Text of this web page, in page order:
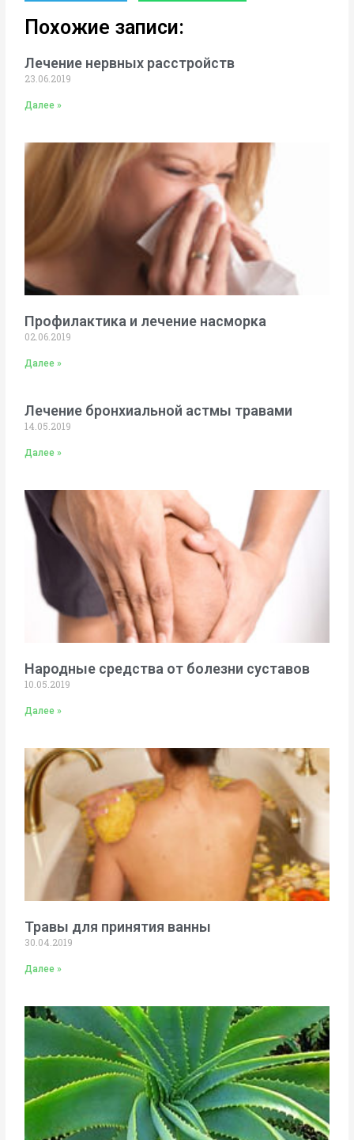
Похожие записи:
Лечение нервных расстройств
23.06.2019
Далее »
Профилактика и лечение насморка
02.06.2019
Далее »
Лечение бронхиальной астмы травами
14.05.2019
Далее »
Народные средства от болезни суставов
10.05.2019
Далее »
Травы для принятия ванны
30.04.2019
Далее »